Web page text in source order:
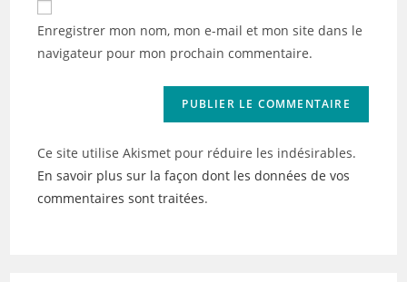
comment
votre
(facultatif)
Enregistrer mon nom, mon e-mail et mon site dans le
navigateur pour mon prochain commentaire.
Ce site utilise Akismet pour réduire les indésirables.
En savoir plus sur la façon dont les données de vos
commentaires sont traitées.